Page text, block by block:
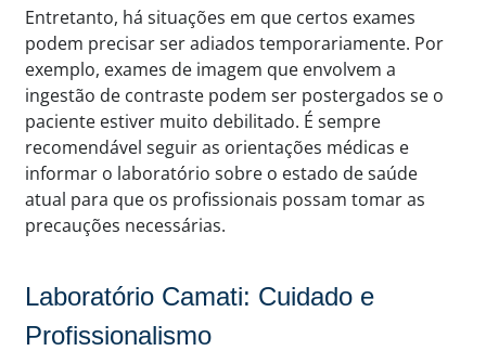
Entretanto, há situações em que certos exames
podem precisar ser adiados temporariamente. Por
exemplo, exames de imagem que envolvem a
ingestão de contraste podem ser postergados se o
paciente estiver muito debilitado. É sempre
recomendável seguir as orientações médicas e
informar o laboratório sobre o estado de saúde
atual para que os profissionais possam tomar as
precauções necessárias.
Laboratório Camati: Cuidado e
Profissionalismo